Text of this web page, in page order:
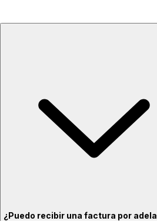
¿Puedo recibir una factura por